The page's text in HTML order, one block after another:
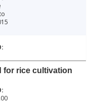
for rice cultivation